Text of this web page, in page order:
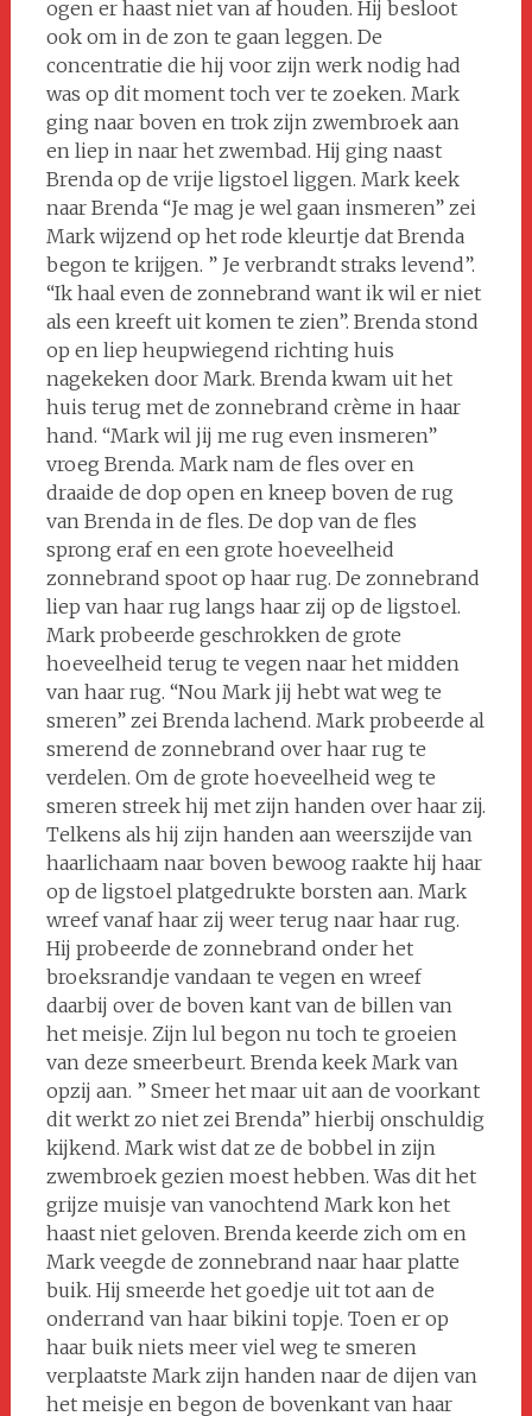
ogen er haast niet van af houden. Hij besloot
ook om in de zon te gaan leggen. De
concentratie die hij voor zijn werk nodig had
was op dit moment toch ver te zoeken. Mark
ging naar boven en trok zijn zwembroek aan
en liep in naar het zwembad. Hij ging naast
Brenda op de vrije ligstoel liggen. Mark keek
naar Brenda “Je mag je wel gaan insmeren” zei
Mark wijzend op het rode kleurtje dat Brenda
begon te krijgen. ” Je verbrandt straks levend”.
“Ik haal even de zonnebrand want ik wil er niet
als een kreeft uit komen te zien”. Brenda stond
op en liep heupwiegend richting huis
nagekeken door Mark. Brenda kwam uit het
huis terug met de zonnebrand crème in haar
hand. “Mark wil jij me rug even insmeren”
vroeg Brenda. Mark nam de fles over en
draaide de dop open en kneep boven de rug
van Brenda in de fles. De dop van de fles
sprong eraf en een grote hoeveelheid
zonnebrand spoot op haar rug. De zonnebrand
liep van haar rug langs haar zij op de ligstoel.
Mark probeerde geschrokken de grote
hoeveelheid terug te vegen naar het midden
van haar rug. “Nou Mark jij hebt wat weg te
smeren” zei Brenda lachend. Mark probeerde al
smerend de zonnebrand over haar rug te
verdelen. Om de grote hoeveelheid weg te
smeren streek hij met zijn handen over haar zij.
Telkens als hij zijn handen aan weerszijde van
haarlichaam naar boven bewoog raakte hij haar
op de ligstoel platgedrukte borsten aan. Mark
wreef vanaf haar zij weer terug naar haar rug.
Hij probeerde de zonnebrand onder het
broeksrandje vandaan te vegen en wreef
daarbij over de boven kant van de billen van
het meisje. Zijn lul begon nu toch te groeien
van deze smeerbeurt. Brenda keek Mark van
opzij aan. ” Smeer het maar uit aan de voorkant
dit werkt zo niet zei Brenda” hierbij onschuldig
kijkend. Mark wist dat ze de bobbel in zijn
zwembroek gezien moest hebben. Was dit het
grijze muisje van vanochtend Mark kon het
haast niet geloven. Brenda keerde zich om en
Mark veegde de zonnebrand naar haar platte
buik. Hij smeerde het goedje uit tot aan de
onderrand van haar bikini topje. Toen er op
haar buik niets meer viel weg te smeren
verplaatste Mark zijn handen naar de dijen van
het meisje en begon de bovenkant van haar